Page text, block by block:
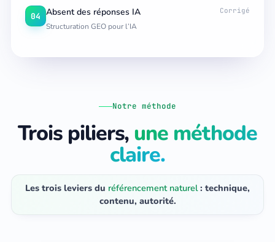
04 Absent des réponses IA
Structuration GEO pour l’IA
Corrigé
Notre méthode
Trois piliers,une méthode
claire.
Les trois leviers du référencement naturel: technique,
contenu, autorité.